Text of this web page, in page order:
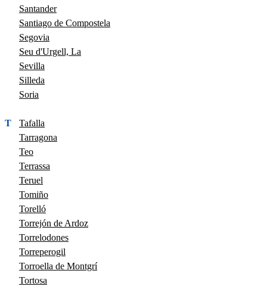
Santander
Santiago de Compostela
Segovia
Seu d'Urgell, La
Sevilla
Silleda
Soria
T
Tafalla
Tarragona
Teo
Terrassa
Teruel
Tomiño
Torelló
Torrejón de Ardoz
Torrelodones
Torreperogil
Torroella de Montgrí
Tortosa